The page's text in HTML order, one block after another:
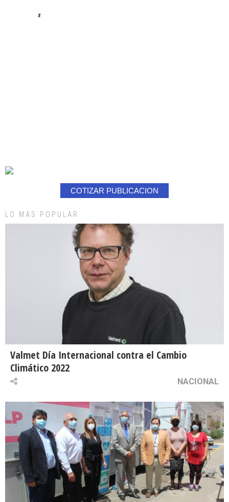
#
COTIZAR PUBLICACION
LO MAS POPULAR
Valmet Día Internacional contra el Cambio
Climático 2022
NACIONAL